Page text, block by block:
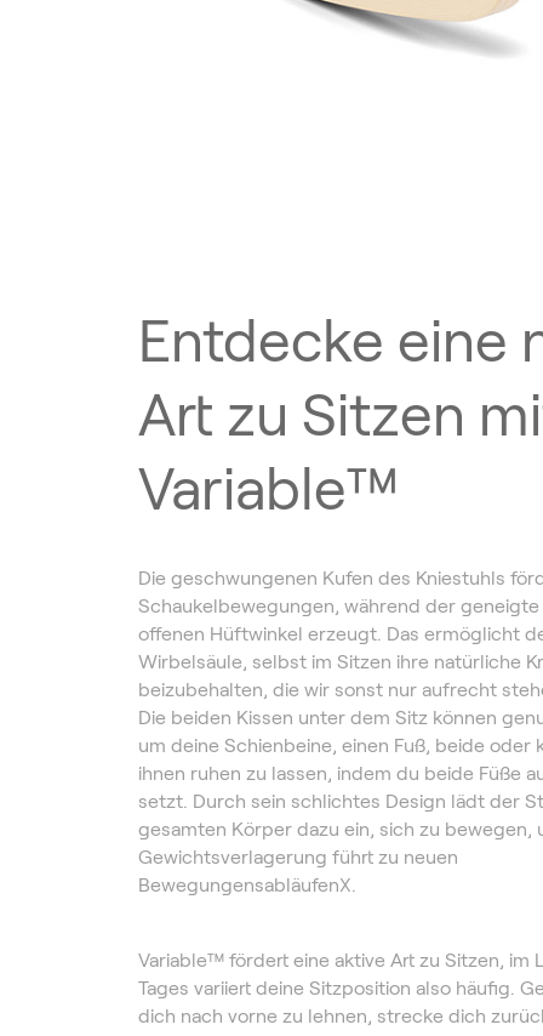
Entdecke eine
Art zu Sitzen
Variable™
Die geschwungenen Kufen des Kniestuhls
Schaukelbewegungen, während der geneigte
offenen Hüftwinkel erzeugt. Das ermöglicht
Wirbelsäule, selbst im Sitzen ihre natürliche
beizubehalten, die wir sonst nur aufrecht
Die beiden Kissen unter dem Sitz können
um deine Schienbeine, einen Fuß, beide oder
ihnen ruhen zu lassen, indem du beide Füße
setzt. Durch sein schlichtes Design lädt der
gesamten Körper dazu ein, sich zu bewegen,
Gewichtsverlagerung führt zu neuen
BewegungensabläufenX.
Variable™ fördert eine aktive Art zu Sitzen, im
Tages variiert deine Sitzposition also häufig.
dich nach vorne zu lehnen, strecke dich